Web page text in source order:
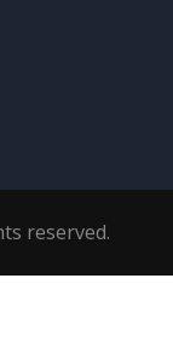
reserved.